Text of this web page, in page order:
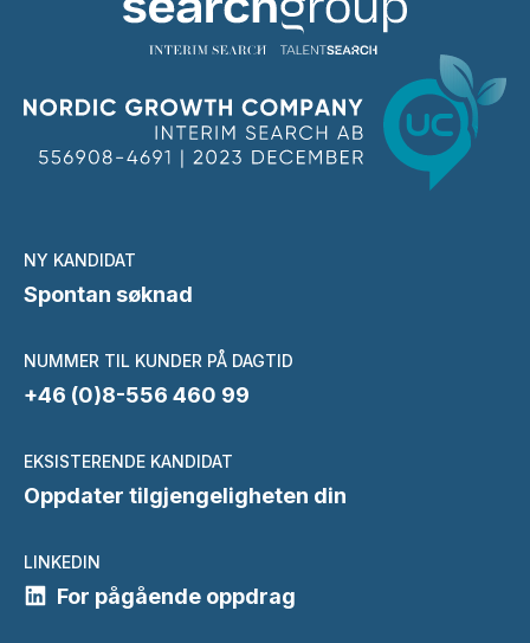
NY KANDIDAT
Spontan søknad
NUMMER TIL KUNDER PÅ DAGTID
+46 (0)8-556 460 99
EKSISTERENDE KANDIDAT
Oppdater tilgjengeligheten din
LINKEDIN
For pågående oppdrag